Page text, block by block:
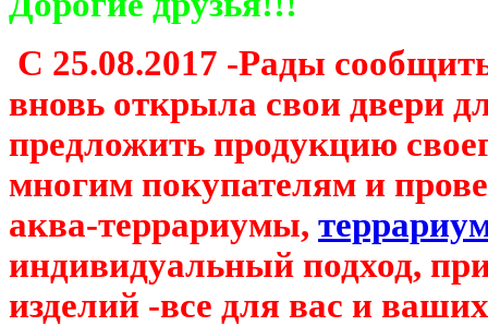
С 25.08.2017 -Рады
вновь открыла свои двери
предложить продукцию
многим покупателям и
аква-террариумы,
индивидуальный подход,
изделий -все для вас и